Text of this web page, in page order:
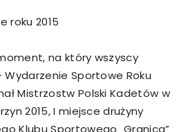
roku 2015
na który wszyscy
Sportowe Roku
Mistrzostw Polski Kadetów w
2015, I miejsce drużyny
Klubu Sportowego „Granica”